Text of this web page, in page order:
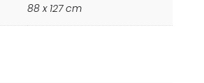
88 x 127 cm